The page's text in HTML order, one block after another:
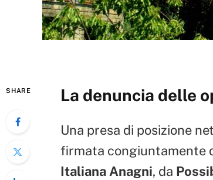
SHARE La denuncia delle
Una presa di posizione
firmata congiuntamente
Italiana Anagni, da